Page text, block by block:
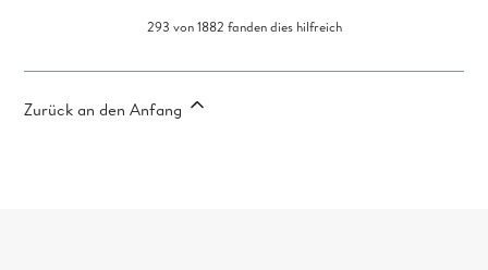
293 von 1882 fanden dies hilfreich
Zurück an den Anfang